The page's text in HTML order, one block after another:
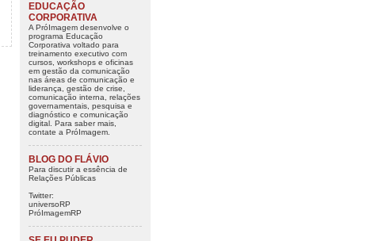
EDUCAÇÃO
CORPORATIVA
A PróImagem desenvolve o
programa Educação
Corporativa voltado para
treinamento executivo com
cursos, workshops e oficinas
em gestão da comunicação
nas áreas de comunicação e
liderança, gestão de crise,
comunicação interna, relações
governamentais, pesquisa e
diagnóstico e comunicação
digital. Para saber mais,
contate a PróImagem.
BLOG DO FLÁVIO
Para discutir a essência de
Relações Públicas
Twitter:
universoRP
PróImagemRP